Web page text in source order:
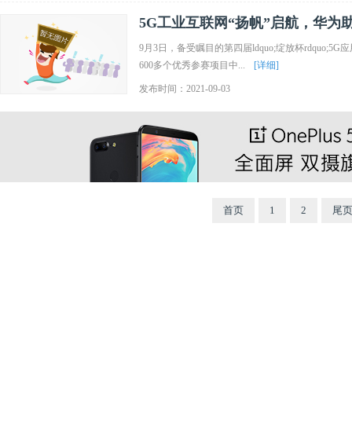
5G工业互联网“扬帆”启航，华为
9月3日，备受瞩目的第四届ldquo;绽放杯rdquo;5G
600多个优秀参赛项目中...
[详细]
发布时间：2021-09-03
首页 1 2 尾页